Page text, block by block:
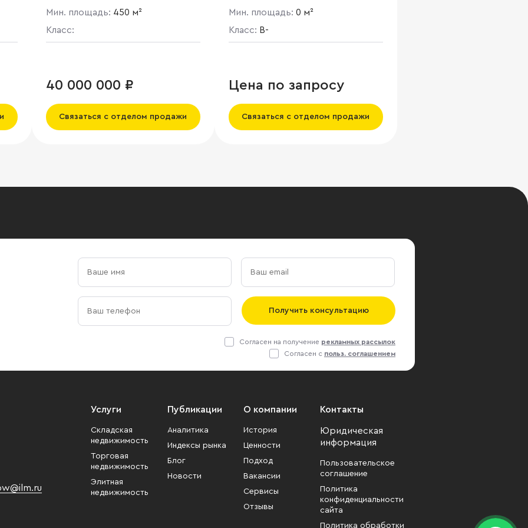
Мин. площадь: 450 м²
Класс:
40 000 000 ₽
Связаться с отделом продажи
Мин. площадь: 0 м²
Класс: B-
Цена по запросу
Связаться с отделом продажи
Получить консультацию
Согласен на получение рекламных рассылок
Согласен с польз. соглашением
Услуги
Складская
недвижимость
Торговая
недвижимость
Элитная
недвижимость
Публикации
Аналитика
Индексы рынка
Блог
Новости
О компании
История
Ценности
Подход
Вакансии
Сервисы
Отзывы
Контакты
Юридическая
информация
Пользовательское
соглашение
Политика
конфиденциальности
сайта
Политика обработки